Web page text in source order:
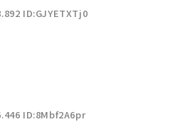
ID:GJYETXTj0
ID:8Mbf2A6pr